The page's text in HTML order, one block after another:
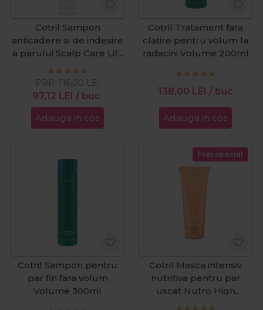
Cotril Sampon
anticadere si de indesire
a parului Scalp Care Life
250ml
97,12 LEI / buc
PRP: 116,00 LEI
Adauga in cos
Cotril Tratament fara
clatire pentru volum la
radacini Volume 200ml
138,00 LEI / buc
Adauga in cos
Cotril Sampon pentru
par fin fara volum
Volume 300ml
Pret special
Cotril Masca intensiv
nutritiva pentru par
uscat Nutro High
Nourishing Miracle Mask